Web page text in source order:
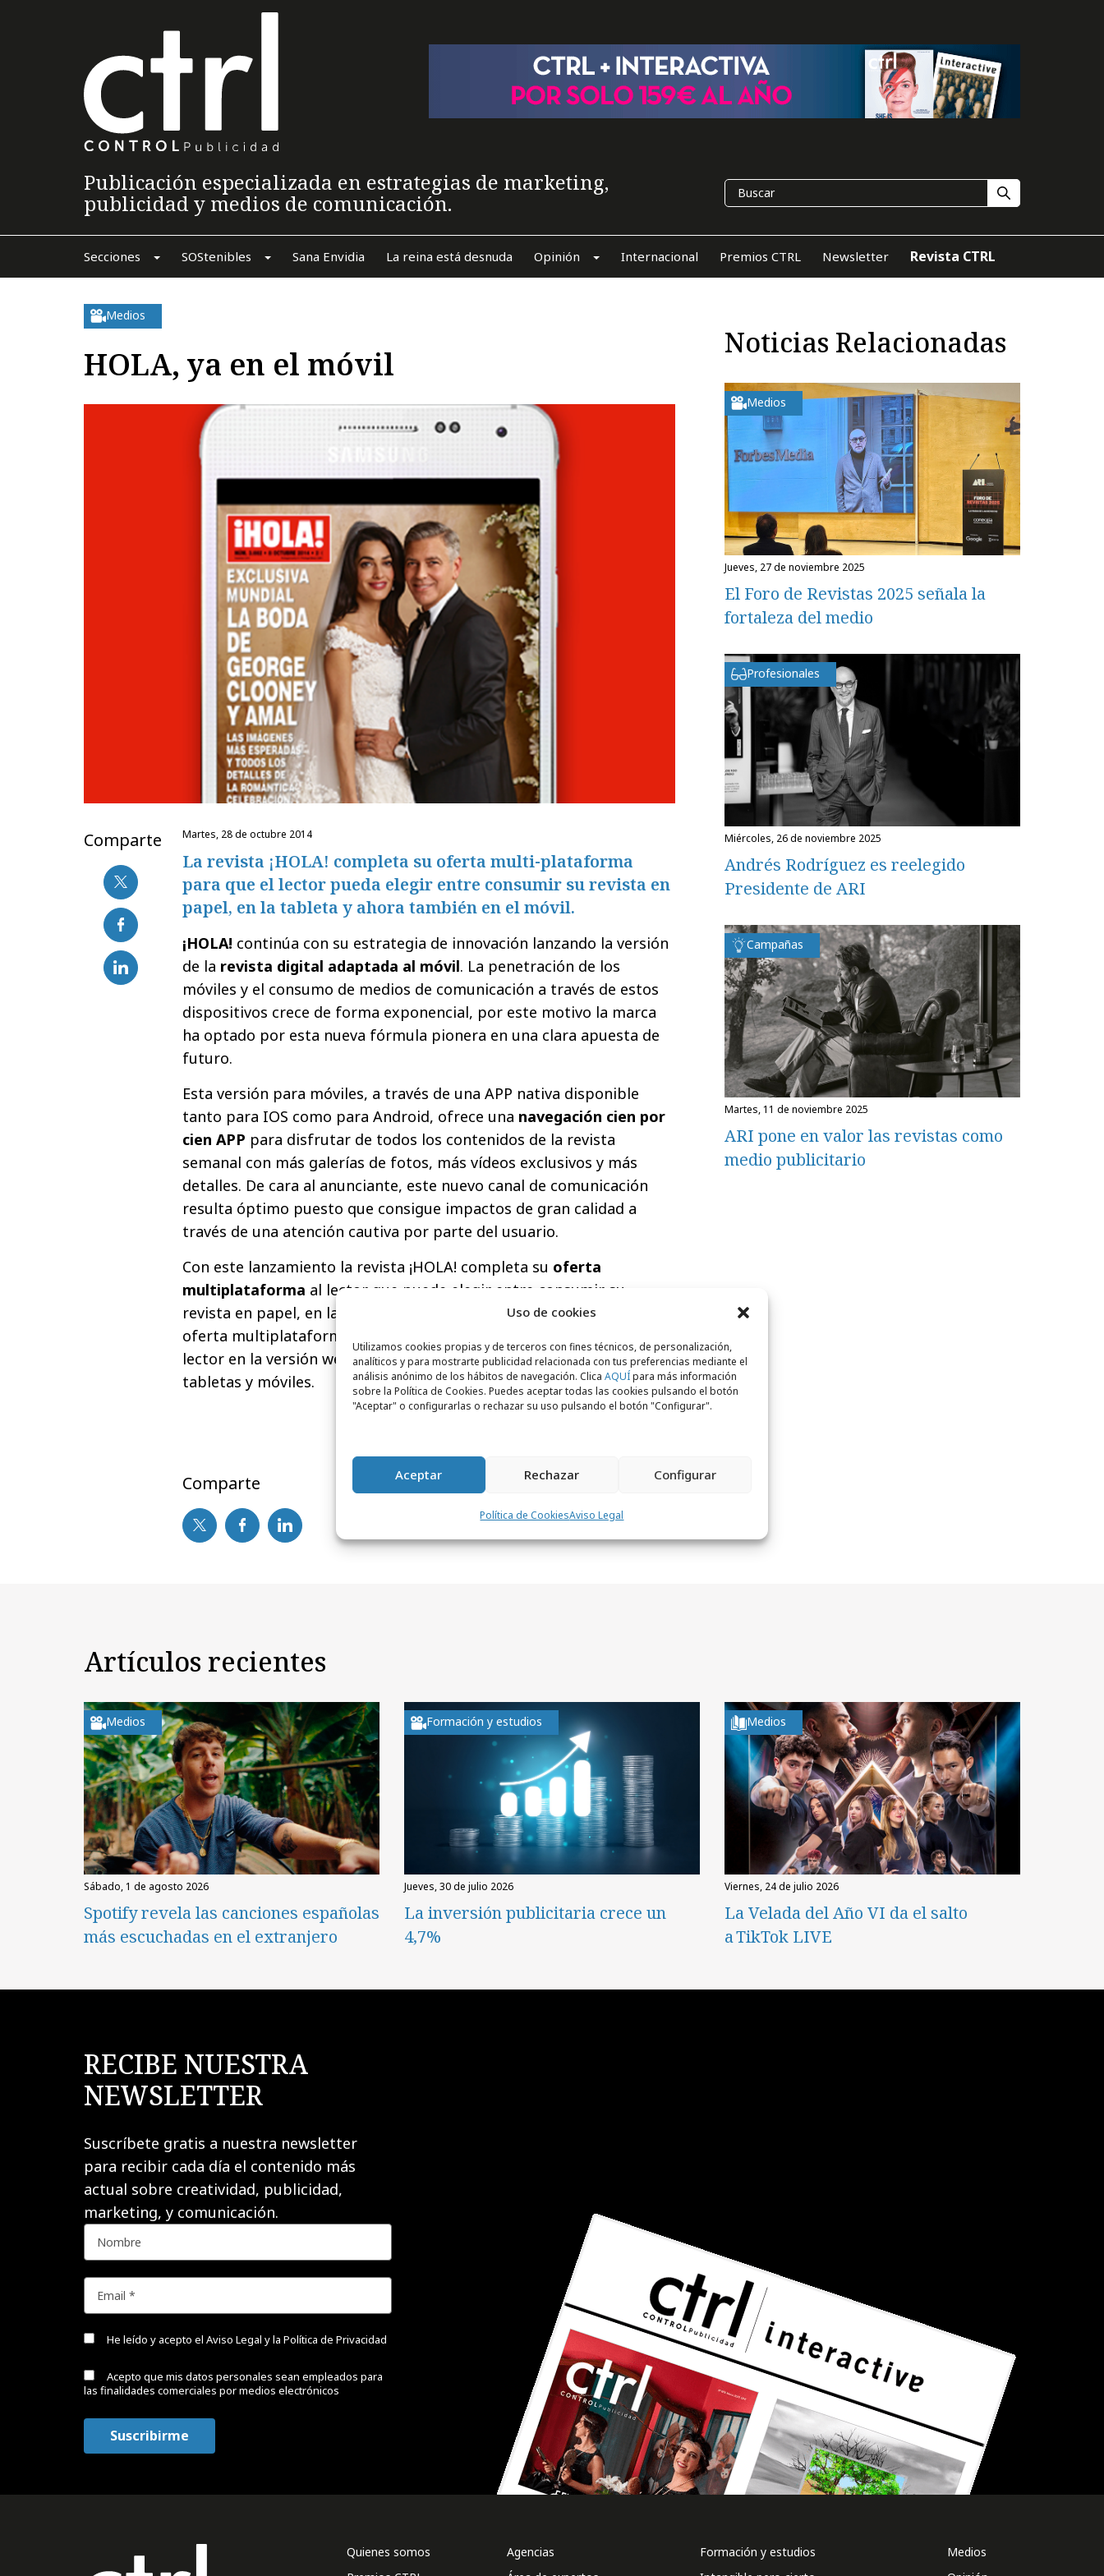
Uso de cookies
Utilizamos cookies propias y de terceros con fines técnicos, de personalización,
analíticos y para mostrarte publicidad relacionada con tus preferencias mediante el
análisis anónimo de los hábitos de navegación. Clica AQUÍpara más información
sobre la Política de Cookies. Puedes aceptar todas las cookies pulsando el botón
"Aceptar" o configurarlas o rechazar su uso pulsando el botón "Configurar".
Aceptar Rechazar Configurar
Política de CookiesAviso Legal
Publicación especializada en estrategias de marketing,
publicidad y medios de comunicación.
Secciones SOStenibles Sana Envidia La reina está desnuda Opinión Internacional Premios CTRL Newsletter Revista CTRL
Medios
HOLA, ya en el móvil
Comparte martes, 28 de octubre 2014
La revista ¡HOLA! completa su oferta multi-plataforma
para que el lector pueda elegir entre consumir su revista en
papel, en la tableta y ahora también en el móvil.
¡HOLA! continúa con su estrategia de innovación lanzando la versión
de la revista digital adaptada al móvil. La penetración de los
móviles y el consumo de medios de comunicación a través de estos
dispositivos crece de forma exponencial, por este motivo la marca
ha optado por esta nueva fórmula pionera en una clara apuesta de
futuro.
Esta versión para móviles, a través de una APP nativa disponible
tanto para IOS como para Android, ofrece una navegación cien por
cien APP para disfrutar de todos los contenidos de la revista
semanal con más galerías de fotos, más vídeos exclusivos y más
detalles. De cara al anunciante, este nuevo canal de comunicación
resulta óptimo puesto que consigue impactos de gran calidad a
través de una atención cautiva por parte del usuario.
Con este lanzamiento la revista ¡HOLA! completa su oferta
multiplataforma al lector que puede elegir entre consumir su
revista en papel, en la tableta y ahora también en el móvil. Toda esta
oferta multiplataforma se une a
lector en la versión web tradicional y a través deResponsive Designa
tabletas y móviles.
Comparte
Noticias Relacionadas
Medios
jueves, 27 de noviembre 2025
El Foro de Revistas 2025 señala la
fortaleza del medio
Profesionales
miércoles, 26 de noviembre 2025
Andrés Rodríguez es reelegido
Presidente de ARI
Campañas
martes, 11 de noviembre 2025
ARI pone en valor las revistas como
medio publicitario
Artículos recientes
Medios
sábado, 1 de agosto 2026
Spotify revela las canciones españolas
más escuchadas en el extranjero
Formación y estudios
jueves, 30 de julio 2026
La inversión publicitaria crece un
4,7%
Medios
viernes, 24 de julio 2026
La Velada del Año VI da el salto
a TikTok LIVE
RECIBE NUESTRA
NEWSLETTER
Suscríbete gratis a nuestra newsletter
para recibir cada día el contenido más
actual sobre creatividad, publicidad,
marketing, y comunicación.
He leído y acepto el Aviso Legal y la Política de Privacidad
Acepto que mis datos personales sean empleados para
las finalidades comerciales por medios electrónicos
Quienes somos
Agencias
Formación y estudios
Medios